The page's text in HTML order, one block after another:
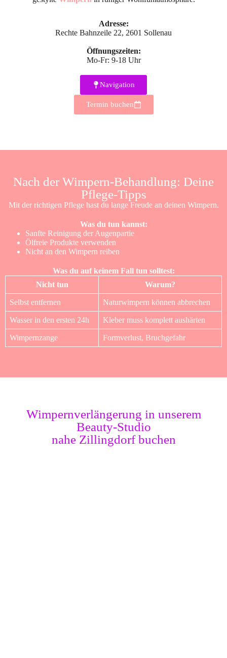
Adresse:
Rechte Bahnzeile 22, 2601 Sollenau
Öffnungszeiten:
Mo-Fr: 9-18 Uhr
Navigation
Termin buchen
Nach der Wimpern-Behandlung: Deine
Pflege-Tipps
Mit der richtigen Pflege hast du lange Freude an deinen Wimpern.
Was du tun kannst:
Sanfte Reinigung der Augenpartie
Ölfreie Produkte verwenden
Nicht an den Wimpern reiben
Was du auf keinem Fall tun solltest:
Nicht tun
Warum?
Selbst entfernen Naturwimpern können abbrechen
Wasser in den ersten 24h Kleber muss komplett aushärten
Wimpernzange Formverlust, Bruchgefahr
Wimpernverlängerung in unserem
Beauty-Studio
nahe Zillingdorf buchen